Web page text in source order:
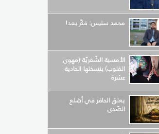
محمد سليس: فكّر بعد!
الأمسية الشّعريّة (مهوى
القلوب) بنسختها الحادية
عشرة
يعلق الحافر في أضلع
الصّدى